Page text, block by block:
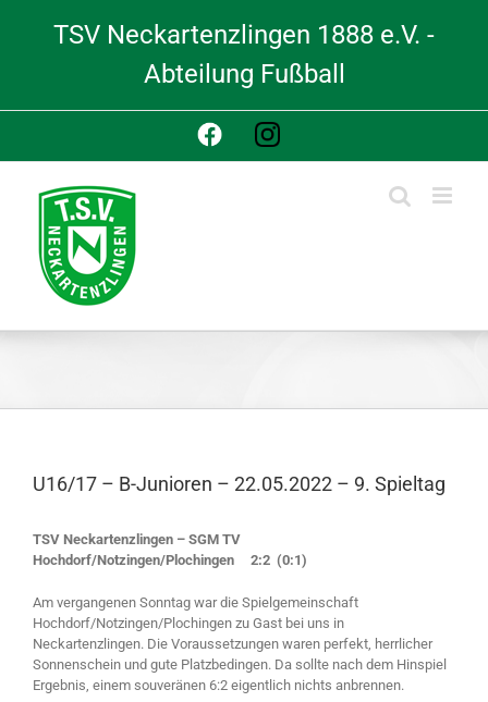
TSV Neckartenzlingen 1888 e.V. -
Abteilung Fußball
FacebookInstagram
U16/17 – B-Junioren – 22.05.2022 – 9. Spieltag
TSV Neckartenzlingen – SGM TV
Hochdorf/Notzingen/Plochingen 2:2 (0:1)
Am vergangenen Sonntag war die Spielgemeinschaft
Hochdorf/Notzingen/Plochingen zu Gast bei uns in
Neckartenzlingen. Die Voraussetzungen waren perfekt, herrlicher
Sonnenschein und gute Platzbedingen. Da sollte nach dem Hinspiel
Ergebnis, einem souveränen 6:2 eigentlich nichts anbrennen.